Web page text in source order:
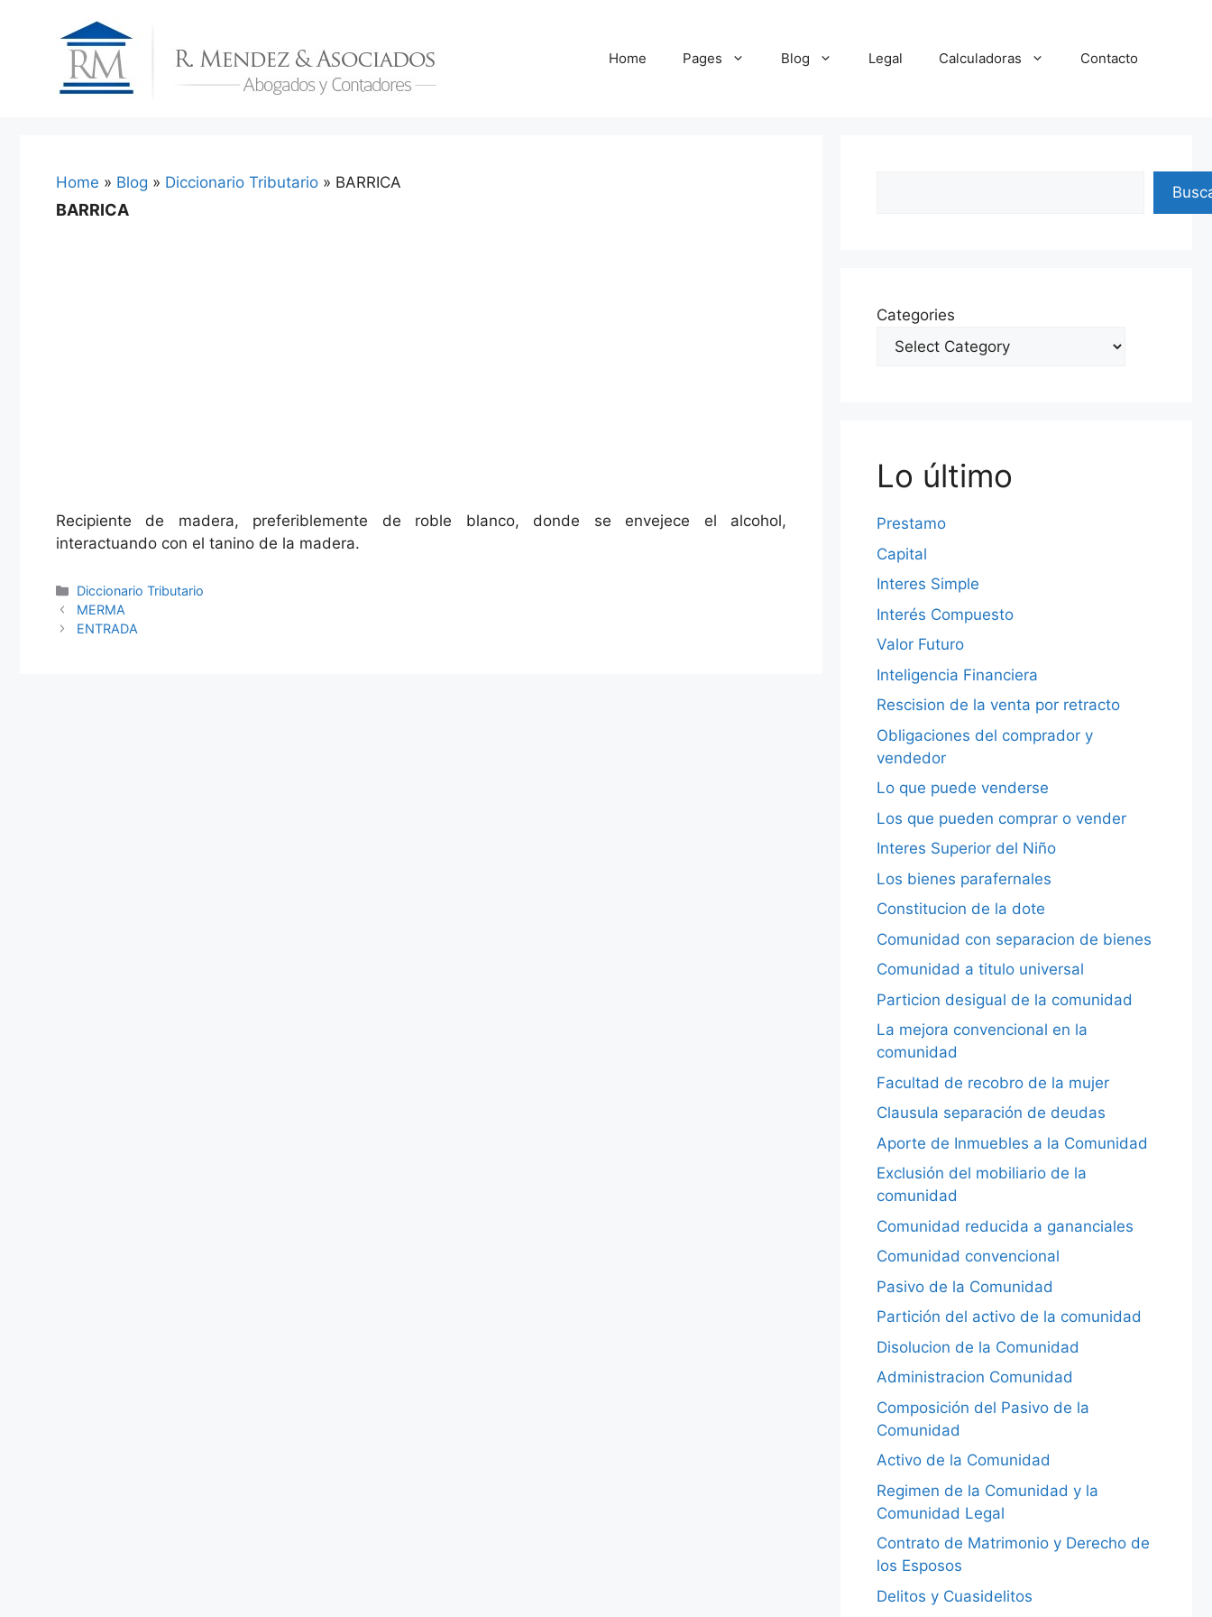
Home Pages Blog Legal Calculadoras Contacto
Home » Blog » Diccionario Tributario » BARRICA
BARRICA
Recipiente de madera, preferiblemente de roble blanco, donde se envejece el alcohol,
interactuando con el tanino de la madera.
Categories
Diccionario Tributario
MERMA
ENTRADA
Categories
Lo último
Prestamo
Capital
Interes Simple
Interés Compuesto
Valor Futuro
Inteligencia Financiera
Rescision de la venta por retracto
Obligaciones del comprador y
vendedor
Lo que puede venderse
Los que pueden comprar o vender
Interes Superior del Niño
Los bienes parafernales
Constitucion de la dote
Comunidad con separacion de bienes
Comunidad a titulo universal
Particion desigual de la comunidad
La mejora convencional en la
comunidad
Facultad de recobro de la mujer
Clausula separación de deudas
Aporte de Inmuebles a la Comunidad
Exclusión del mobiliario de la
comunidad
Comunidad reducida a gananciales
Comunidad convencional
Pasivo de la Comunidad
Partición del activo de la comunidad
Disolucion de la Comunidad
Administracion Comunidad
Composición del Pasivo de la
Comunidad
Activo de la Comunidad
Regimen de la Comunidad y la
Comunidad Legal
Contrato de Matrimonio y Derecho de
los Esposos
Delitos y Cuasidelitos